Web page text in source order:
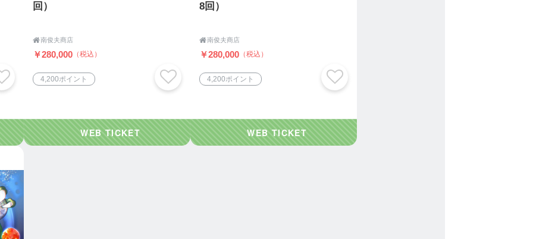
せん）。
じている方
ーに悩む方
は
のバランスを取り戻す” ことを目的とした完全個別指導型
回）
南俊夫商店
￥280,000 （税込）
4,200ポイント
8回）
南俊夫商店
￥280,000 （税込）
4,200ポイント